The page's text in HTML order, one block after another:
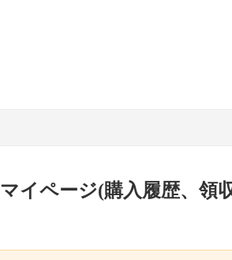
マイページ(購入履歴、領